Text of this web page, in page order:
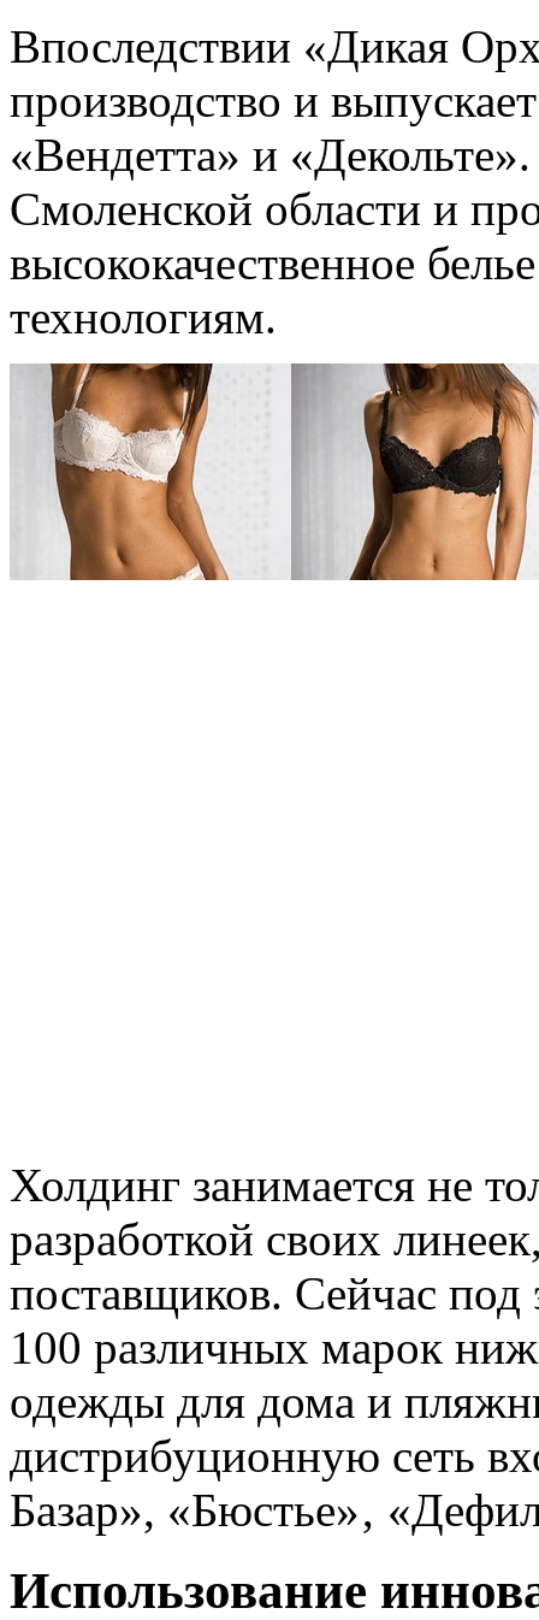
Впоследствии «Дикая
производство и
«Вендетта» и
Смоленской области и
высококачественное
технологиям.
Холдинг занимается не
разработкой своих
поставщиков. Сейчас под
100 различных марок
одежды для дома и
дистрибуционную сеть
Базар», «Бюстье»‚
Использование